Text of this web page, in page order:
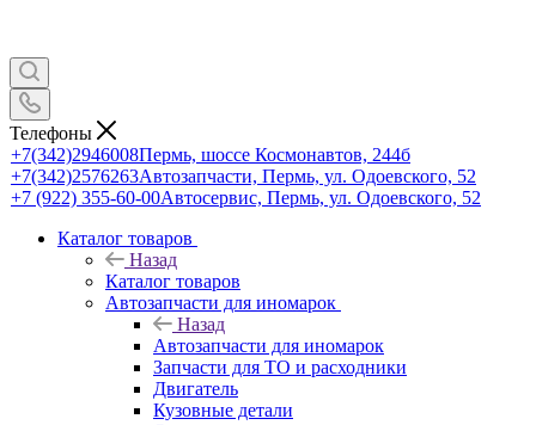
Телефоны
+7(342)2946008Пермь, шоссе Космонавтов, 244б
+7(342)2576263Автозапчасти, Пермь, ул. Одоевского, 52
+7 (922) 355-60-00Автосервис, Пермь, ул. Одоевского, 52
Каталог товаров
Назад
Каталог товаров
Автозапчасти для иномарок
Назад
Автозапчасти для иномарок
Запчасти для ТО и расходники
Двигатель
Кузовные детали